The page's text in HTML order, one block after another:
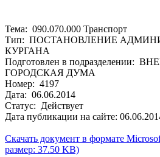
Тема: 090.070.000 Транспорт
Тип: ПОСТАНОВЛЕНИЕ
КУРГАНА
Подготовлен в подразделении:
ГОРОДСКАЯ ДУМА
Номер: 4197
Дата: 06.06.2014
Статус: Действует
Дата публикации на сайте:
Скачать документ в формате
размер: 37.50 KB)